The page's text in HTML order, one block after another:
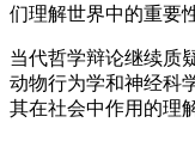
们理解世界中的重要
当代哲学辩论继续质
动物行为学和神经科
其在社会中作用的理